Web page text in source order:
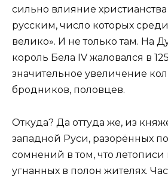
сильно влияние христианства
русским, число которых
велико». И не только там. На
король Бела IV жаловался в
значительное увеличение
бродников, половцев.
Откуда? Да оттуда же, из
западной Руси, разорённых
сомнений в том, что
угнанных в полон жителях.